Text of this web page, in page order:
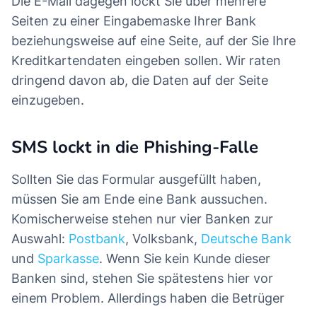
Seiten zu einer Eingabemaske Ihrer Bank
beziehungsweise auf eine Seite, auf der Sie Ihre
Kreditkartendaten eingeben sollen. Wir raten
dringend davon ab, die Daten auf der Seite
einzugeben.
SMS lockt in die Phishing-Falle
Sollten Sie das Formular ausgefüllt haben,
müssen Sie am Ende eine Bank aussuchen.
Komischerweise stehen nur vier Banken zur
Auswahl: Postbank, Volksbank, Deutsche Bank
und Sparkasse. Wenn Sie kein Kunde dieser
Banken sind, stehen Sie spätestens hier vor
einem Problem. Allerdings haben die Betrüger